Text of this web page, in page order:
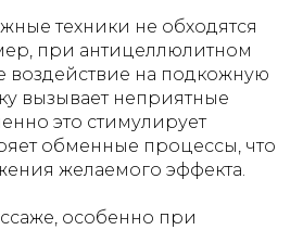
техники не обходятся
при антицеллюлитном
воздействие на подкожную
вызывает неприятные
это стимулирует
обменные процессы, что
желаемого эффекта.
особенно при